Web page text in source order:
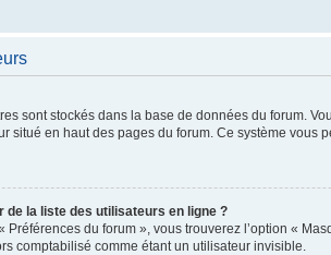
sont stockés dans la base de données du forum.
situé en haut des pages du forum. Ce système vous
de la liste des utilisateurs en ligne ?
du forum », vous trouverez l’option «
comptabilisé comme étant un utilisateur invisible.